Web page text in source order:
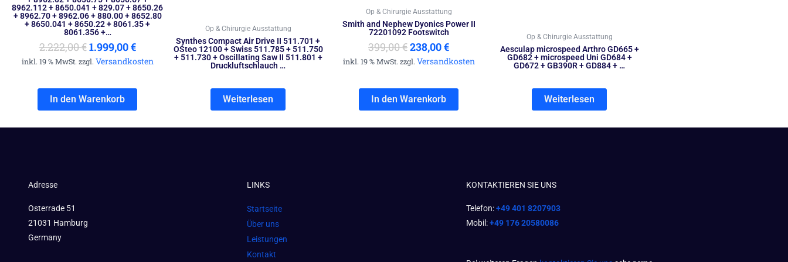
8962.112 + 8650.041 + 829.07 + 8650.26
+ 8962.70 + 8962.06 + 880.00 + 8652.80
+ 8650.041 + 8650.22 + 8061.35 +
8061.356 +…
2.222,00€1.999,00€
inkl. 19 % MwSt. zzgl. Versandkosten
In den Warenkorb
Op & Chirurgie Ausstattung
Synthes Compact Air Drive II 511.701 +
OSteo 12100 + Swiss 511.785 + 511.750
+ 511.730 + Oscillating Saw II 511.801 +
Druckluftschlauch …
Weiterlesen
Op & Chirurgie Ausstattung
Smith and Nephew Dyonics Power II
72201092 Footswitch
399,00€238,00€
inkl. 19 % MwSt. zzgl. Versandkosten
In den Warenkorb
Op & Chirurgie Ausstattung
Aesculap microspeed Arthro GD665 +
GD682 + microspeed Uni GD684 +
GD672 + GB390R + GD884 + …
Weiterlesen
Adresse
Osterrade 51
21031 Hamburg
Germany
LINKS
Startseite
Über uns
Leistungen
Kontakt
KONTAKTIEREN SIE UNS
Telefon:+49 401 8207903
Mobil:+49 176 20580086